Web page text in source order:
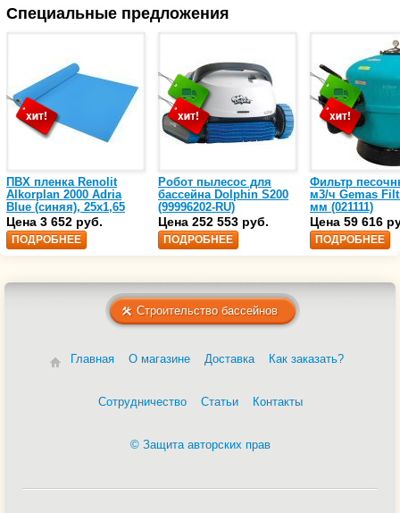
Специальные предложения
ПВХ пленка Renolit
Alkorplan 2000 Adria
Blue (синяя), 25х1,65
(35216203)
Цена 3 652 руб.
ПОДРОБНЕЕ
Робот пылесос для
бассейна Dolphin S200
(99996202-RU)
Цена 252 553 руб.
ПОДРОБНЕЕ
Фильтр
м3/ч Gemas
мм (021111)
Цена 59 616
ПОДРОБНЕЕ
Строительство бассейнов
Главная О магазине Доставка Как заказать?
Сотрудничество Статьи Контакты
© Защита авторских прав